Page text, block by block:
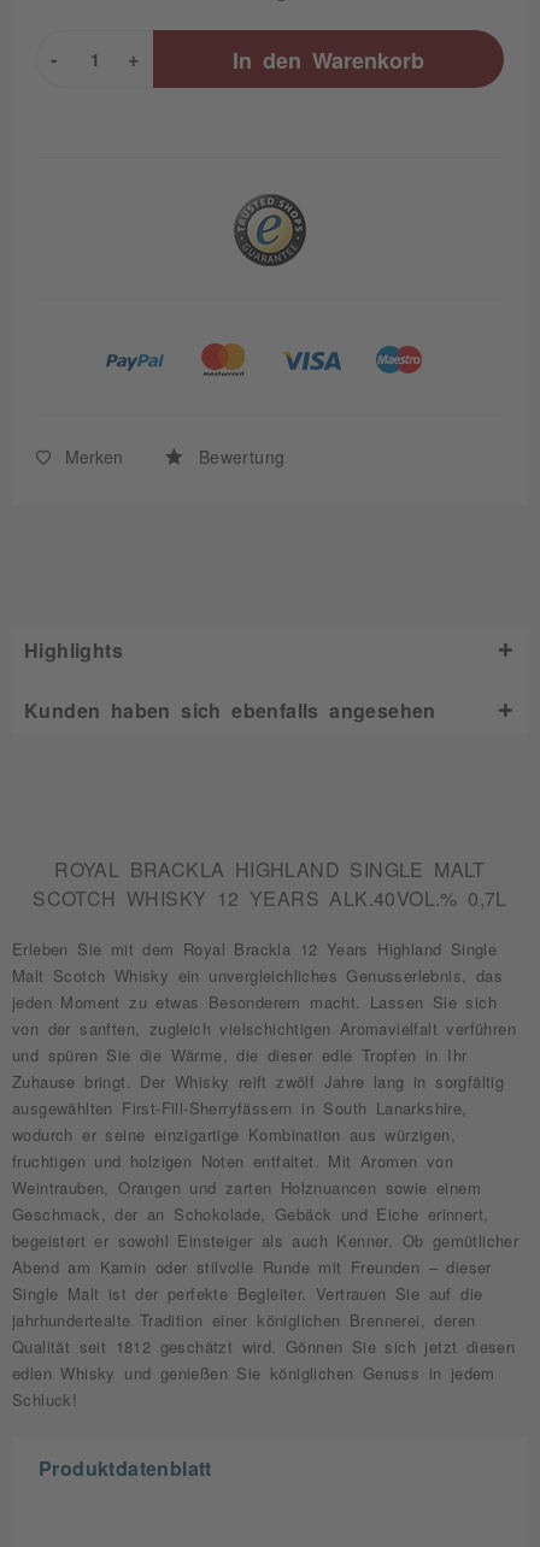
+
- In den Warenkorb
Merken Bewertung
Highlights
Kunden haben sich ebenfalls angesehen
ROYAL BRACKLA HIGHLAND SINGLE MALT
SCOTCH WHISKY 12 YEARS ALK.40VOL.% 0,7L
Erleben Sie mit dem Royal Brackla 12 Years Highland Single
Malt Scotch Whisky ein unvergleichliches Genusserlebnis, das
jeden Moment zu etwas Besonderem macht. Lassen Sie sich
von der sanften, zugleich vielschichtigen Aromavielfalt verführen
und spüren Sie die Wärme, die dieser edle Tropfen in Ihr
Zuhause bringt. Der Whisky reift zwölf Jahre lang in sorgfältig
ausgewählten First-Fill-Sherryfässern in South Lanarkshire,
wodurch er seine einzigartige Kombination aus würzigen,
fruchtigen und holzigen Noten entfaltet. Mit Aromen von
Weintrauben, Orangen und zarten Holznuancen sowie einem
Geschmack, der an Schokolade, Gebäck und Eiche erinnert,
begeistert er sowohl Einsteiger als auch Kenner. Ob gemütlicher
Abend am Kamin oder stilvolle Runde mit Freunden – dieser
Single Malt ist der perfekte Begleiter. Vertrauen Sie auf die
jahrhundertealte Tradition einer königlichen Brennerei, deren
Qualität seit 1812 geschätzt wird. Gönnen Sie sich jetzt diesen
edlen Whisky und genießen Sie königlichen Genuss in jedem
Schluck!
Produktdatenblatt